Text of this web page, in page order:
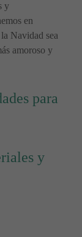
y
en
Navidad sea
amoroso y
para
y